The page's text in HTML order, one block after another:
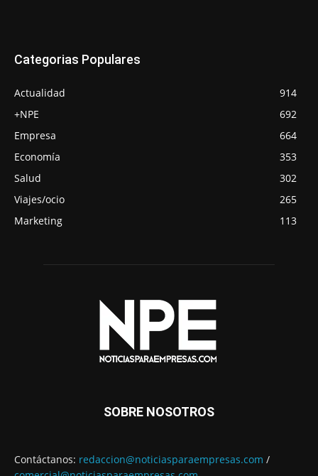
Categorias Populares
Actualidad
914
+NPE
692
Empresa
664
Economía
353
Salud
302
Viajes/ocio
265
Marketing
113
SOBRE NOSOTROS
Contáctanos: redaccion@noticiasparaempresas.com /